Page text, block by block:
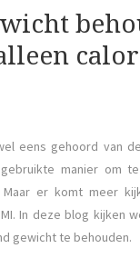
eens gehoord van
manier om
er komt meer
In deze blog kijken
gewicht te behouden.